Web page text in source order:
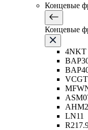
Концевые
Концевые
4NKT
VCGT
LN11